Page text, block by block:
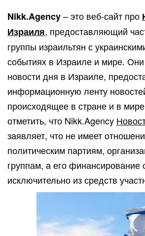
Nikk.Agency– это веб-сайт про
Израиля, предоставляющий
группы израильтян с
событиях в Израиле и мире.
новости дня в Израиле,
информационную ленту
происходящее в стране и в
отметить, что Nikk.Agency
заявляет, что не имеет
политическим партиям,
группам, а его финансирование
исключительно из средств